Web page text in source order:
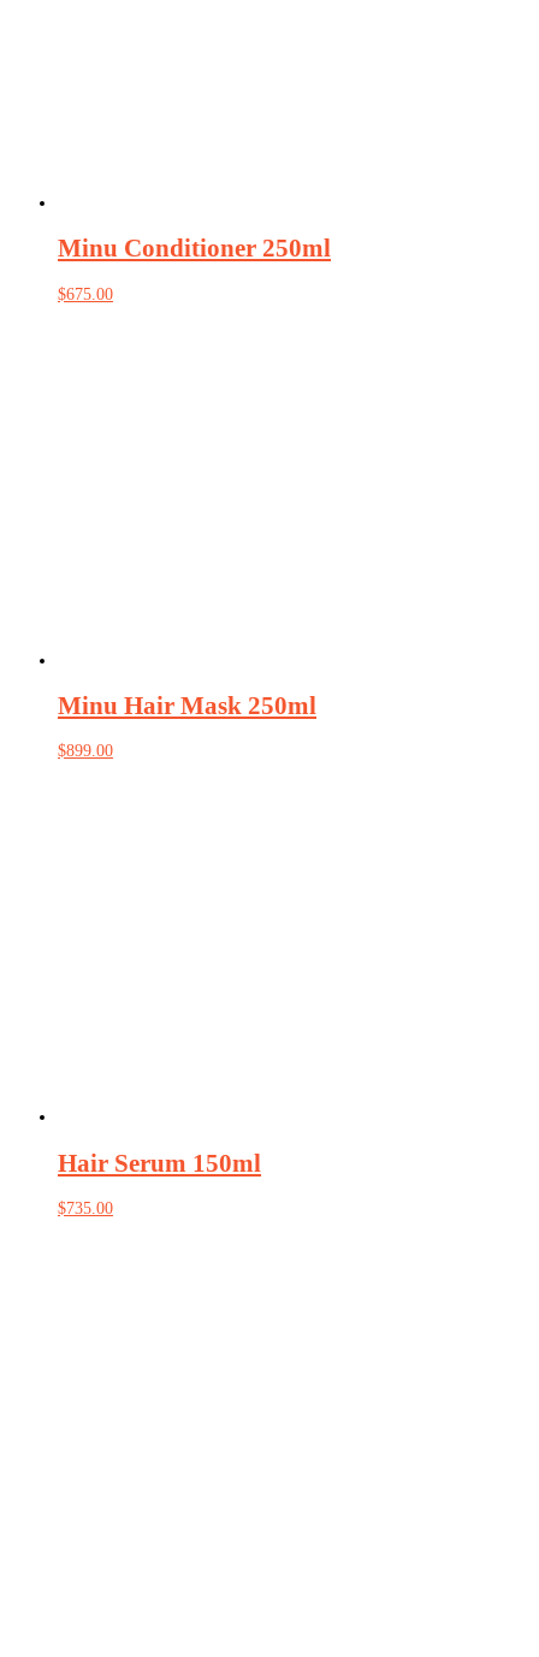
Minu Conditioner 250ml
$675.00
Minu Hair Mask 250ml
$899.00
Hair Serum 150ml
$735.00